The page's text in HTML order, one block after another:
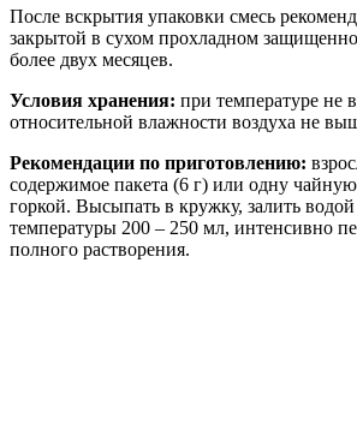
После вскрытия упаковки смесь
закрытой в сухом прохладном
более двух месяцев.
Условия хранения: при температуре не
относительной влажности воздуха не
Рекомендации по приготовлению:
содержимое пакета (6 г) или одну
горкой. Высыпать в кружку, залить
температуры 200 – 250 мл, интенсивно
полного растворения.